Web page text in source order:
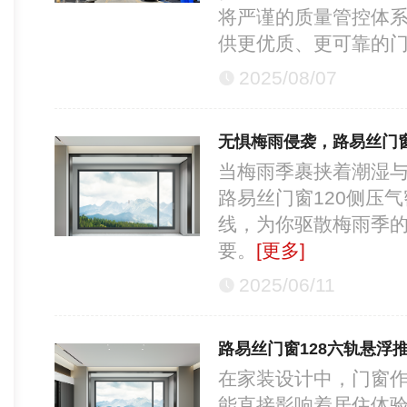
将严谨的质量管控体
供更优质、更可靠的
2025/08/07
无惧梅雨侵袭，路易丝门
当梅雨季裹挟着潮湿
路易丝门窗120侧压
线，为你驱散梅雨季
要。 [更多]
2025/06/11
路易丝门窗128六轨悬浮
在家装设计中，门窗